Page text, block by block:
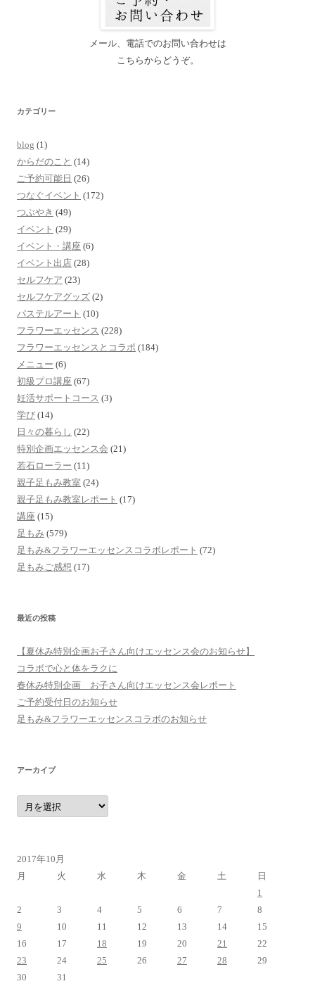
メール、電話でのお問い合わせは
こちらからどうぞ。
カテゴリー
blog (1)
からだのこと (14)
ご予約可能日 (26)
つなぐイベント (172)
つぶやき (49)
イベント (29)
イベント・講座 (6)
イベント出店 (28)
セルフケア (23)
セルフケアグッズ (2)
パステルアート (10)
フラワーエッセンス (228)
フラワーエッセンスとコラボ (184)
メニュー (6)
初級プロ講座 (67)
妊活サポートコース (3)
学び (14)
日々の暮らし (22)
特別企画エッセンス会 (21)
若石ローラー (11)
親子足もみ教室 (24)
親子足もみ教室レポート (17)
講座 (15)
足もみ (579)
足もみ&フラワーエッセンスコラボレポート (72)
足もみご感想 (17)
最近の投稿
【夏休み特別企画お子さん向けエッセンス会のお知らせ】
コラボで心と体をラクに
春休み特別企画 お子さん向けエッセンス会レポート
ご予約受付日のお知らせ
足もみ&フラワーエッセンスコラボのお知らせ
アーカイブ
ア
ー
カ
2017年10月
月
火 水 木 金 土
日
1
2
3 4 5 6 7
8
9
10 11 12 13 14
15
16
17 18 19 20 21
22
23
24 25 26 27 28
29
30
31